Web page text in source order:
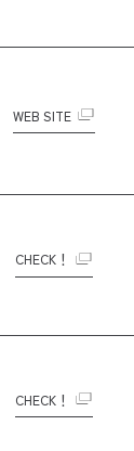
WEB SITE
CHECK！
CHECK！